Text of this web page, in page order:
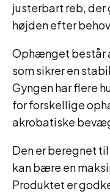
justerbart reb,
højden efter
Ophænget består
som sikrer en
Gyngen har flere
for forskellige
akrobatiske
Den er beregnet
kan bære en
Produktet er